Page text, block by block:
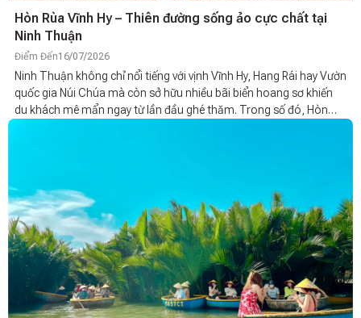
Hòn Rùa Vĩnh Hy – Thiên đường sống ảo cực chất tại
Ninh Thuận
Điểm Đến16/07/2026
Ninh Thuận không chỉ nổi tiếng với vịnh Vĩnh Hy, Hang Rái hay Vườn
quốc gia Núi Chúa mà còn sở hữu nhiều bãi biển hoang sơ khiến
du khách mê mẩn ngay từ lần đầu ghé thăm. Trong số đó, Hòn
lựa chọn không nên bỏ lỡ. Cùng khám phá tất tần tật kinh nghiệm
du lịch trong bài viết dưới đây.